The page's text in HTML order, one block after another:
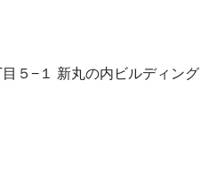
５−１ 新丸の内ビルディング